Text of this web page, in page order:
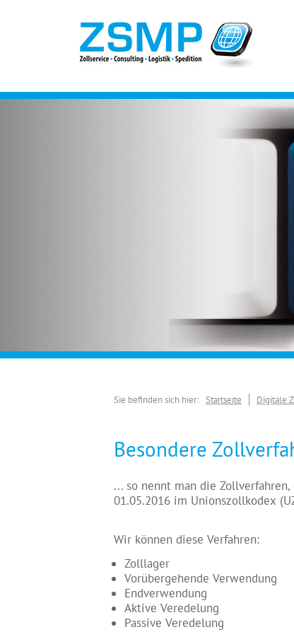
Sie befinden sich hier: Startseite Digitale
Besondere
... so nennt man die
01.05.2016 im Unionszollkodex
Wir können diese Verfahren:
Zolllager
Vorübergehende Verwendung
Endverwendung
Aktive Veredelung
Passive Veredelung